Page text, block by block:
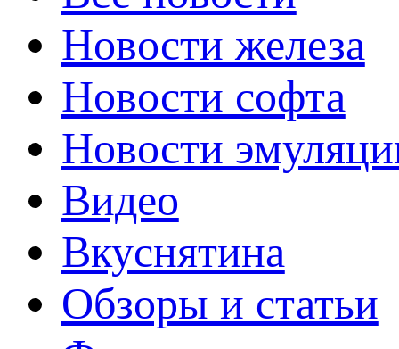
Новости железа
Новости софта
Новости
Видео
Вкуснятина
Обзоры и статьи